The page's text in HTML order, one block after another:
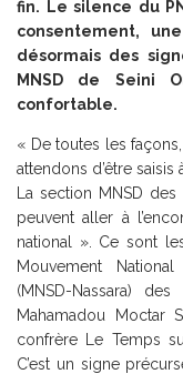
fin. Le silence du
consentement,
désormais des
MNSD de Seini
confortable.
« De toutes les
attendons d’être
La section MNSD
peuvent aller à
national ». Ce sont
Mouvement
(MNSD-Nassara)
Mahamadou Moctar
confrère Le Temps
C’est un signe